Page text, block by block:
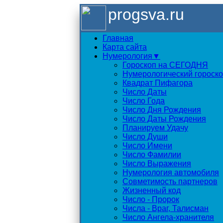
progsva.ru
Главная
Карта сайта
Нумерология▼
Гороскоп на СЕГОДНЯ
Нумерологический
Квадрат Пифагора
Число Даты
Число Года
Число Дня Рождения
Число Даты Рождения
Планируем Удачу
Число Души
Число Имени
Число Фамилии
Число Выражения
Нумерология автомобиля
Совметимость партнеров
Жизненный код
Число - Пророк
Числа - Враг, Талисман
Число Ангела-хранителя